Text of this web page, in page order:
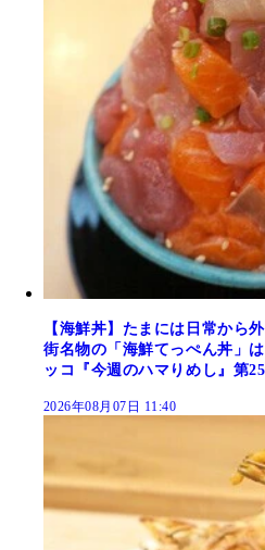
【海鮮丼】たまには日常から
街名物の「海鮮てっぺん丼」
ッコ『今週のハマりめし』第
2026年08月07日 11:40